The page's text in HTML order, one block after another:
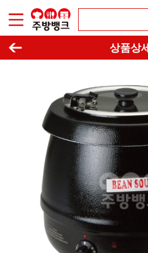
상품상세
이동하기